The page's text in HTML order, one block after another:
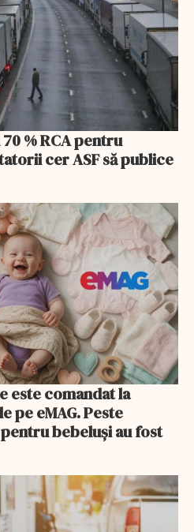
% RCA pentru
cer ASF să publice
este comandat la
pe eMAG. Peste
bebeluși au fost